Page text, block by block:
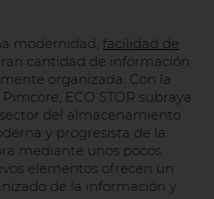
modernidad, facilidad de
cantidad de información
organizada. Con la
ECO STOR subraya
del almacenamiento
y progresista de la
mediante unos pocos
elementos ofrecen un
de la información y